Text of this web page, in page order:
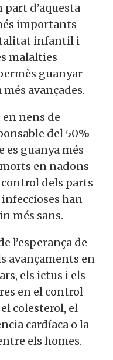
d’aquesta
importants
infantil i
malalties
guanyar
avançades.
nens de
del 50%
es guanya més
en nadons
dels parts
han
més sans.
l’esperança de
avançaments en
els ictus i els
en el control
colesterol, el
cardíaca o la
els homes.